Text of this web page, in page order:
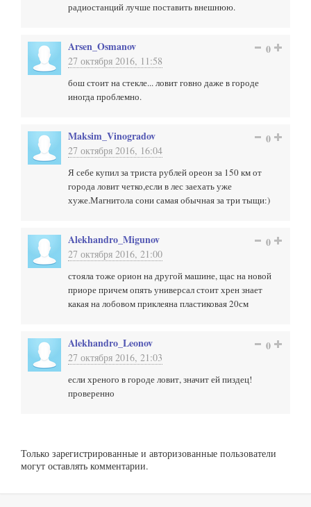
радиостанций лучше поставить внешнюю.
Arsen_Osmanov
27 октября 2016, 11:58
0
бош стоит на стекле... ловит говно даже в городе
иногда проблемно.
Maksim_Vinogradov
27 октября 2016, 16:04
0
Я себе купил за триста рублей ореон за 150 км от
города ловит четко,если в лес заехать уже
хуже.Магнитола сони самая обычная за три тыщи:)
Alekhandro_Migunov
27 октября 2016, 21:00
0
стояла тоже орион на другой машине, щас на новой
приоре причем опять универсал стоит хрен знает
какая на лобовом приклеяна пластиковая 20см
Alekhandro_Leonov
27 октября 2016, 21:03
0
если хреного в городе ловит, значит ей пиздец!
проверенно
Только зарегистрированные и авторизованные пользователи
могут оставлять комментарии.